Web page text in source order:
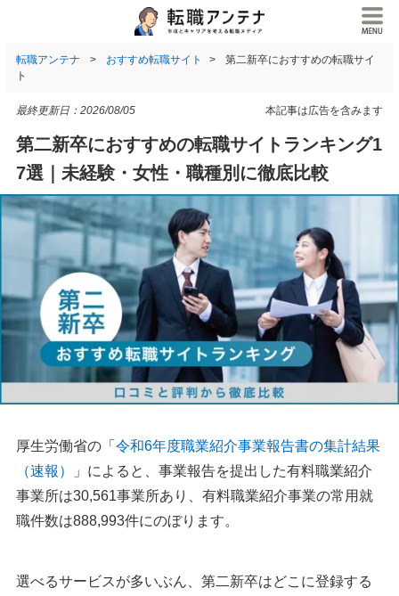
転職アンテナ おすすめ転職サイト
第二新卒におすすめの転職サイ
ト
本記事は広告を含みます
最終更新日： 2026/08/05
第二新卒におすすめの転職サイトランキング1
7選｜未経験・女性・職種別に徹底比較
厚生労働省の「 令和6年度職業紹介事業報告書の集計結果
（速報）
」によると、事業報告を提出した有料職業紹介
事業所は30,561事業所あり、有料職業紹介事業の常用就
職件数は888,993件にのぼります。
選べるサービスが多いぶん、第二新卒はどこに登録する